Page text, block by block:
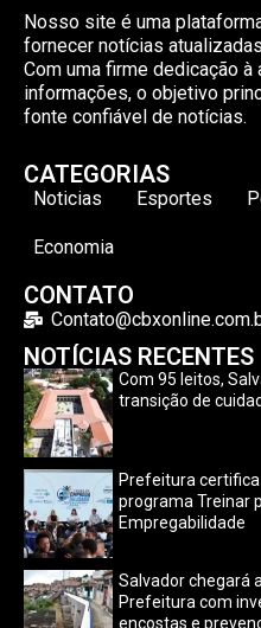
Nosso site é uma
fornecer notícias
Com uma firme dedicação à
informações, o objetivo
fonte confiável de notícias.
CATEGORIAS
Noticias Esportes
Economia
CONTATO
NOTÍCIAS RECENTES
Com 95 leitos,
transição de
Prefeitura
programa Treinar
Empregabilidade
Salvador chegará
Prefeitura com
encostas e